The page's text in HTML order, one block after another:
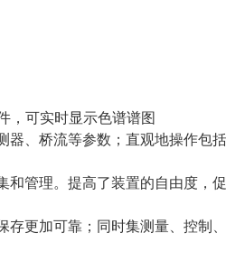
，可实时显示色谱谱图
器、桥流等参数；直观地操作包括
管理。提高了装置的自由度，
更加可靠；同时集测量、控制